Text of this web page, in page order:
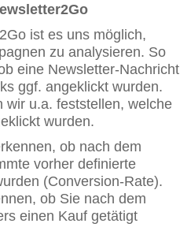
ist es uns möglich,
zu analysieren. So
eine Newsletter-Nachricht
ggf. angeklickt wurden.
wir u.a. feststellen, welche
wurden.
ob nach dem
vorher definierte
(Conversion-Rate).
ob Sie nach dem
einen Kauf getätigt